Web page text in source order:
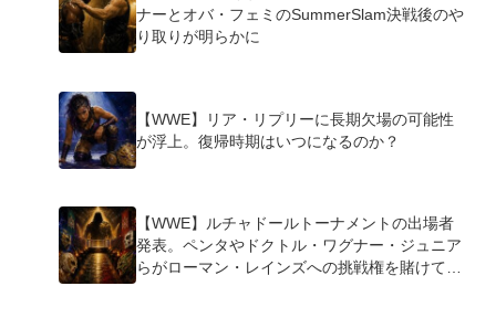
ナーとオバ・フェミのSummerSlam決戦後のや
り取りが明らかに
【WWE】リア・リプリーに長期欠場の可能性
が浮上。復帰時期はいつになるのか？
【WWE】ルチャドールトーナメントの出場者
発表。ペンタやドクトル・ワグナー・ジュニア
らがローマン・レインズへの挑戦権を賭けて激